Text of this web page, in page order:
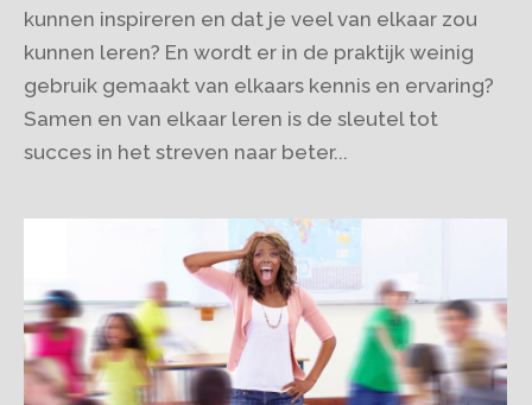
kunnen inspireren en dat je veel van elkaar zou
kunnen leren? En wordt er in de praktijk weinig
gebruik gemaakt van elkaars kennis en ervaring?
Samen en van elkaar leren is de sleutel tot
succes in het streven naar beter...